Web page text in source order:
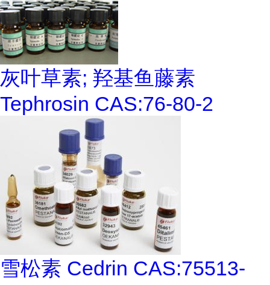
灰叶草素; 羟基鱼藤素
Tephrosin CAS:76-80-2
雪松素 Cedrin CAS:75513-